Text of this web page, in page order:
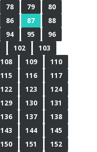
78 79
80
86 87
88
94 95
96
102
103
108 109
110
115 116
117
122 123
124
129 130
131
136 137
138
143 144
145
150 151
152